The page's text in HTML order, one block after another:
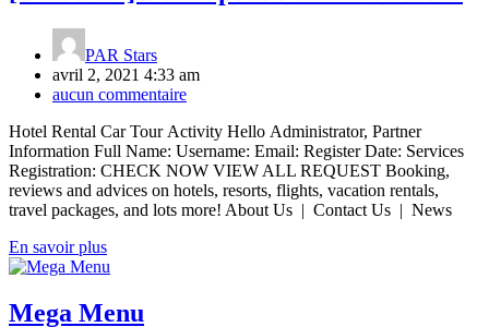
PAR Stars
avril 2, 2021 4:33 am
aucun commentaire
Hotel Rental Car Tour Activity Hello Administrator, Partner
Information Full Name: Username: Email: Register Date: Services
Registration: CHECK NOW VIEW ALL REQUEST Booking,
reviews and advices on hotels, resorts, flights, vacation rentals,
travel packages, and lots more! About Us | Contact Us | News
En savoir plus
Mega Menu